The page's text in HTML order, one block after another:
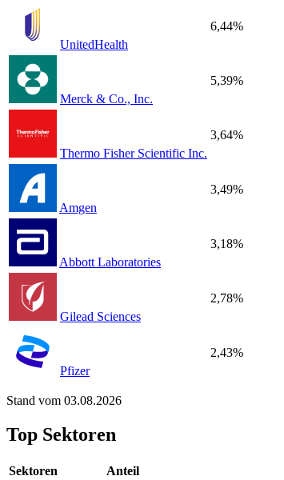
UnitedHealth
6,44%
Merck & Co., Inc.
5,39%
Thermo Fisher Scientific Inc.
3,64%
Amgen
3,49%
Abbott Laboratories
3,18%
Gilead Sciences
2,78%
Pfizer
2,43%
Stand vom 03.08.2026
Top Sektoren
Sektoren Anteil